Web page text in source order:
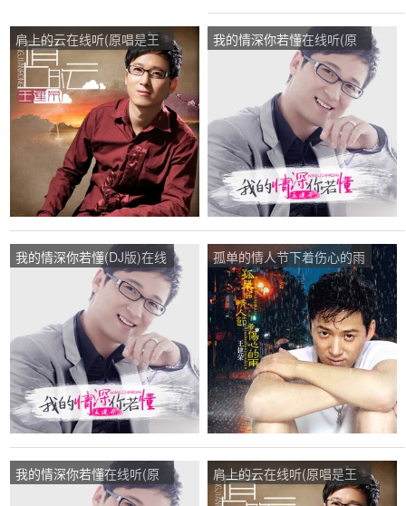
肩上的云在线听(原唱是王
建荣)，幸福的我演唱点
播:35次
我的情深你若懂在线听(原
唱是王建荣)，一切随风演
唱点播:176次
我的情深你若懂(DJ版)在线
听(原唱是王建荣)，奋斗演
孤单的情人节下着伤心的雨
在线听(原唱是王建荣)，寒
心演唱点播:48次
我的情深你若懂在线听(原
唱是王建荣)，小群演唱点
肩上的云在线听(原唱是王
建荣)，小马哥演唱点